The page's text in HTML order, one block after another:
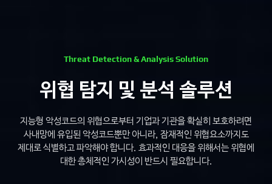
Threat Detection & Analysis Solution
위협 탐지 및 분석 솔루션
지능형 악성코드의 위협으로부터 기업과 기관을 확실히 보호하려면
사내망에 유입된 악성코드뿐만 아니라, 잠재적인 위협요소까지도
제대로 식별하고 파악해야 합니다. 효과적인 대응을 위해서는 위협에
대한 총체적인 가시성이 반드시 필요합니다.